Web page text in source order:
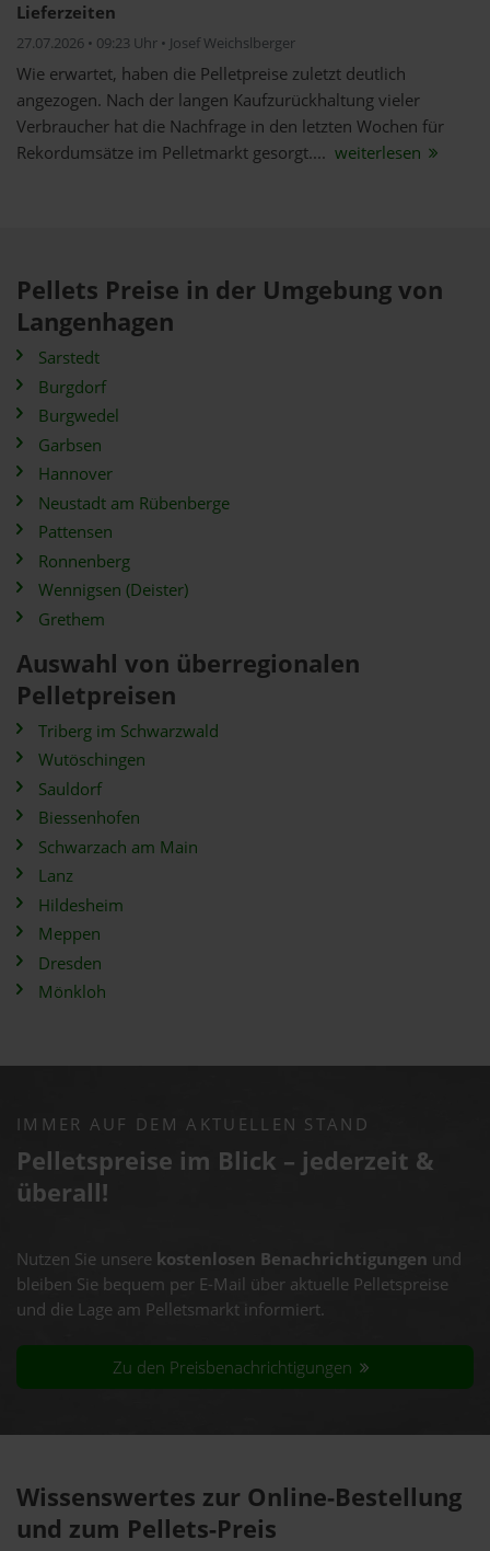
Lieferzeiten
27.07.2026 • 09:23 Uhr • Josef Weichslberger
Wie erwartet, haben die Pelletpreise zuletzt deutlich
angezogen. Nach der langen Kaufzurückhaltung vieler
Verbraucher hat die Nachfrage in den letzten Wochen für
Rekordumsätze im Pelletmarkt gesorgt.... weiterlesen
Pellets Preise in der Umgebung von
Langenhagen
Sarstedt
Burgdorf
Burgwedel
Garbsen
Hannover
Neustadt am Rübenberge
Pattensen
Ronnenberg
Wennigsen (Deister)
Grethem
Auswahl von überregionalen
Pelletpreisen
Triberg im Schwarzwald
Wutöschingen
Sauldorf
Biessenhofen
Schwarzach am Main
Lanz
Hildesheim
Meppen
Dresden
Mönkloh
IMMER AUF DEM AKTUELLEN STAND
Pelletspreise im Blick – jederzeit &
überall!
Nutzen Sie unsere kostenlosen Benachrichtigungen und
bleiben Sie bequem per E-Mail über aktuelle Pelletspreise
und die Lage am Pelletsmarkt informiert.
Zu den Preisbenachrichtigungen
Wissenswertes zur Online-Bestellung
und zum Pellets-Preis